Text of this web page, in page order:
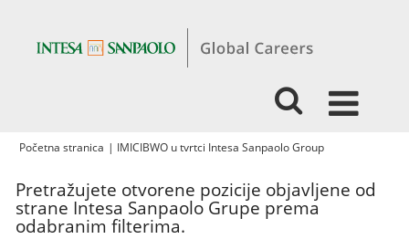
Početna stranica | IMICIBWO u tvrtci Intesa Sanpaolo Group(trenutačna
Pretražujete otvorene pozicije objavljene od
strane Intesa Sanpaolo Grupe prema
odabranim filterima.